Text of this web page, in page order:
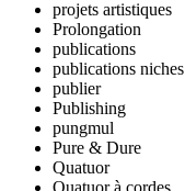
projets artistiques
Prolongation
publications
publications niches
publier
Publishing
pungmul
Pure & Dure
Quatuor
Quatuor à cordes